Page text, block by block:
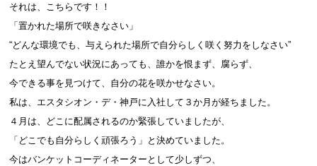
それは、こちらです！！
「置かれた場所で咲きなさい」
“どんな環境でも、与えられた場所で自分らしく咲く努力をしなさい”
たとえ望んでない状況にあっても、誰かを恨まず、腐らず、
今できる事を見つけて、自分の花を咲かせなさい。
私は、エスタシオン・デ・神戸に入社して３か月が経ちました。
４月は、どこに配属されるのか緊張していましたが、
「どこでも自分らしく頑張ろう」と決めていました。
今はバンケットコーディネーターとして少しずつ、